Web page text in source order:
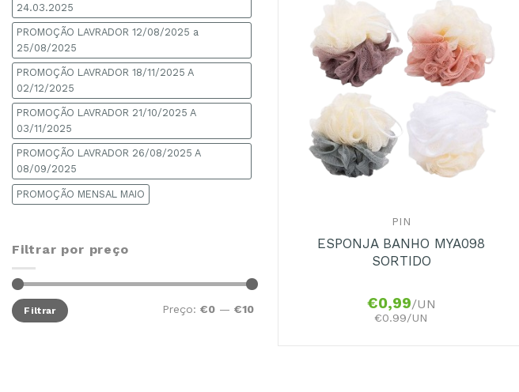
24.03.2025
PROMOÇÃO LAVRADOR 12/08/2025 a
25/08/2025
PROMOÇÃO LAVRADOR 18/11/2025 A
02/12/2025
PROMOÇÃO LAVRADOR 21/10/2025 A
03/11/2025
PROMOÇÃO LAVRADOR 26/08/2025 A
08/09/2025
PROMOÇÃO MENSAL MAIO
Filtrar por preço
Filtrar Preço: €0 — €10
Adicionar
aos
Favoritos
PIN
ESPONJA BANHO MYA098
SORTIDO
€0,99/UN
€0.99/UN